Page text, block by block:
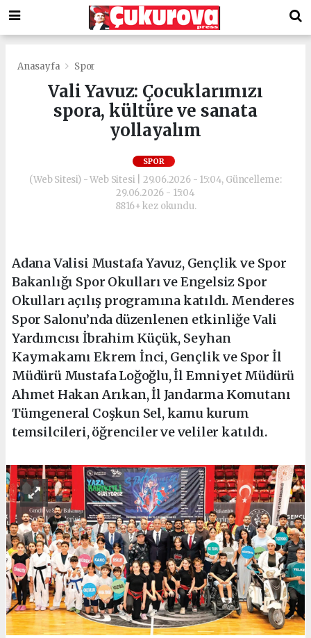
Anasayfa Spor
Vali Yavuz: Çocuklarımızı
spora, kültüre ve sanata
yollayalım
SPOR
(Web Sitesi) - Web Sitesi | 29.06.2026 - 15:04, Güncelleme:
29.06.2026 - 15:04
8816+ kez okundu.
Adana Valisi Mustafa Yavuz, Gençlik ve Spor
Bakanlığı Spor Okulları ve Engelsiz Spor
Okulları açılış programına katıldı. Menderes
Spor Salonu’nda düzenlenen etkinliğe Vali
Yardımcısı İbrahim Küçük, Seyhan
Kaymakamı Ekrem İnci, Gençlik ve Spor İl
Müdürü Mustafa Loğoğlu, İl Emniyet Müdürü
Ahmet Hakan Arıkan, İl Jandarma Komutanı
Tümgeneral Coşkun Sel, kamu kurum
temsilcileri, öğrenciler ve veliler katıldı.